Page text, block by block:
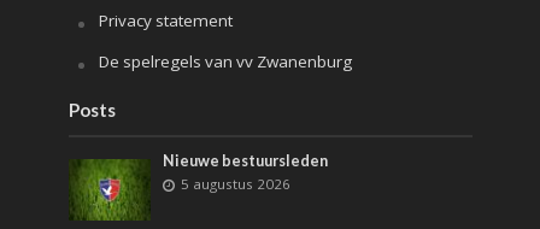
Privacy statement
De spelregels van vv Zwanenburg
Posts
Nieuwe bestuursleden
5 augustus 2026